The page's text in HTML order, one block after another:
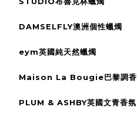
DAMSELFLY澳洲個性蠟燭
eym英國純天然蠟燭
Maison La Bougie巴黎調香
PLUM & ASHBY英國文青香氛